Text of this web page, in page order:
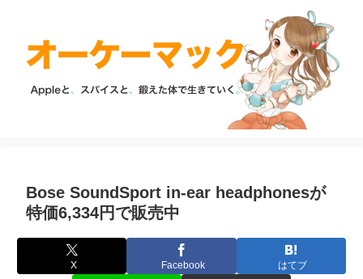
Bose SoundSport in-ear headphonesが
特価6,334円で販売中
X Facebook はてブ